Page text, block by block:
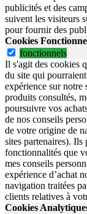
publicités et des
suivent les visiteurs
pour fournir des
Cookies
fonctionnels
Il s'agit des cookies
du site qui
expérience sur notre
produits consultés,
poursuivre vos
de nos conseils
de votre origine de
sites partenaires).
fonctionnalités que
mes conseils
expérience d’achat
navigation traitées
clients relatives à
Cookies